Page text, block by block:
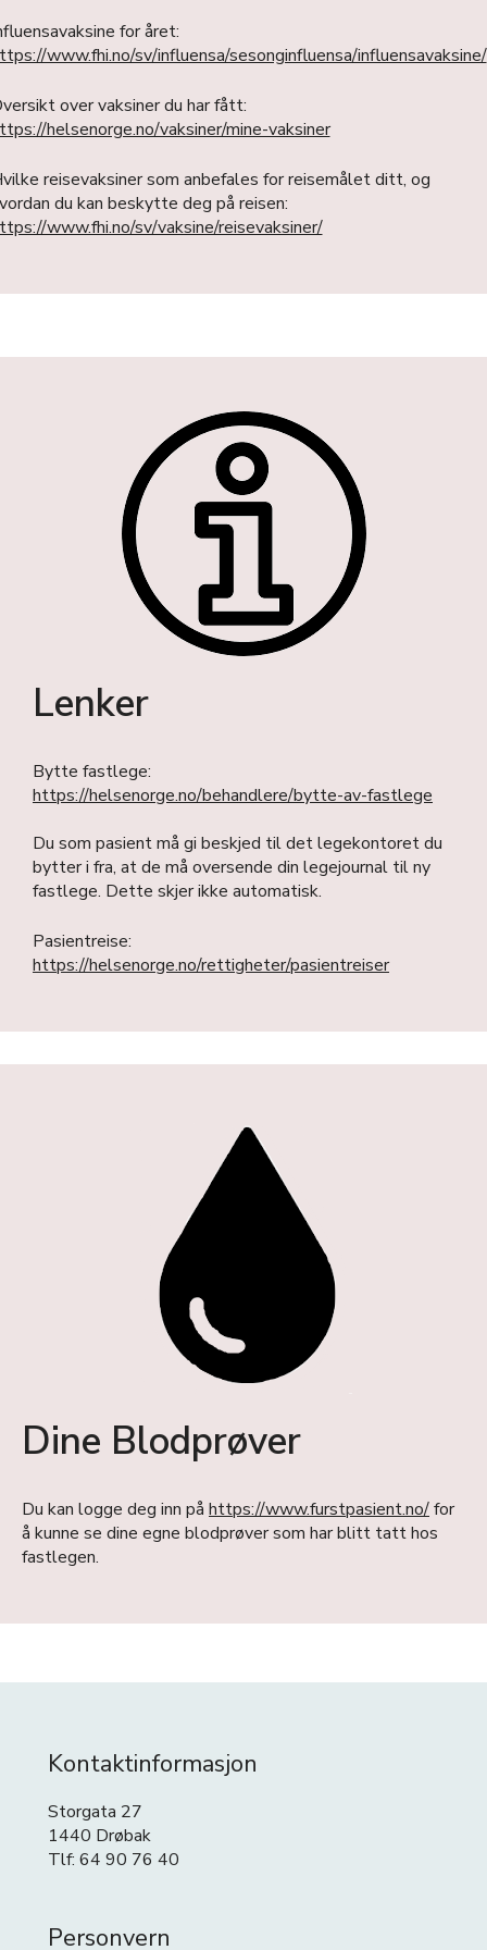
for året:
www.fhi.no/sv/influensa/sesonginfluensa/influensavaksine/
over vaksiner du har fått:
helsenorge.no/vaksiner/mine-vaksiner
reisevaksiner som anbefales for reisemålet ditt, og
du kan beskytte deg på reisen:
www.fhi.no/sv/vaksine/reisevaksiner/
Lenker
Bytte fastlege:
https://helsenorge.no/behandlere/bytte-av-fastlege
Du som pasient må gi beskjed til det legekontoret du
bytter i fra, at de må oversende din legejournal til ny
fastlege. Dette skjer ikke automatisk.
Pasientreise:
https://helsenorge.no/rettigheter/pasientreiser
Dine Blodprøver
Du kan logge deg inn på https://www.furstpasient.no/for
å kunne se dine egne blodprøver som har blitt tatt hos
fastlegen.
Kontaktinformasjon
Storgata 27
1440 Drøbak
Tlf: 64 90 76 40
Personvern